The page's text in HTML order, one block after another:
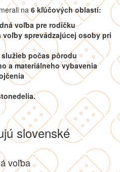
na6 kľúčových oblastí:
voľba pre rodičku
sprevádzajúcej osoby pri
počas pôrodu
a materiálneho vybavenia
slovenské
voľba